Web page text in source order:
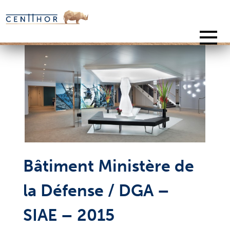
to
Bâtiment Ministère de
la Défense / DGA –
SIAE – 2015